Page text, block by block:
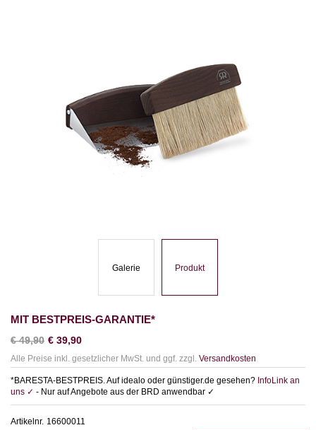
Galerie Produkt
MIT BESTPREIS-GARANTIE*
€49,90 € 39,90
Alle Preise inkl. gesetzlicher MwSt. und ggf. zzgl. Versandkosten
*BARESTA-BESTPREIS. Auf idealo oder günstiger.de gesehen? InfoLink an
uns ✓ - Nur auf Angebote aus der BRD anwendbar ✓
Artikelnr. 16600011